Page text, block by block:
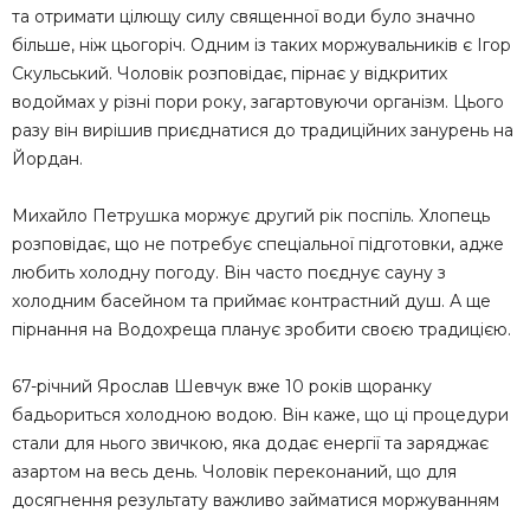
та отримати цілющу силу священної води було значно
більше, ніж цьогоріч. Одним із таких моржувальників є Ігор
Скульський. Чоловік розповідає, пірнає у відкритих
водоймах у різні пори року, загартовуючи організм. Цього
разу він вирішив приєднатися до традиційних занурень на
Йордан.
Михайло Петрушка моржує другий рік поспіль. Хлопець
розповідає, що не потребує спеціальної підготовки, адже
любить холодну погоду. Він часто поєднує сауну з
холодним басейном та приймає контрастний душ. А ще
пірнання на Водохреща планує зробити своєю традицією.
67-річний Ярослав Шевчук вже 10 років щоранку
бадьориться холодною водою. Він каже, що ці процедури
стали для нього звичкою, яка додає енергії та заряджає
азартом на весь день. Чоловік переконаний, що для
досягнення результату важливо займатися моржуванням